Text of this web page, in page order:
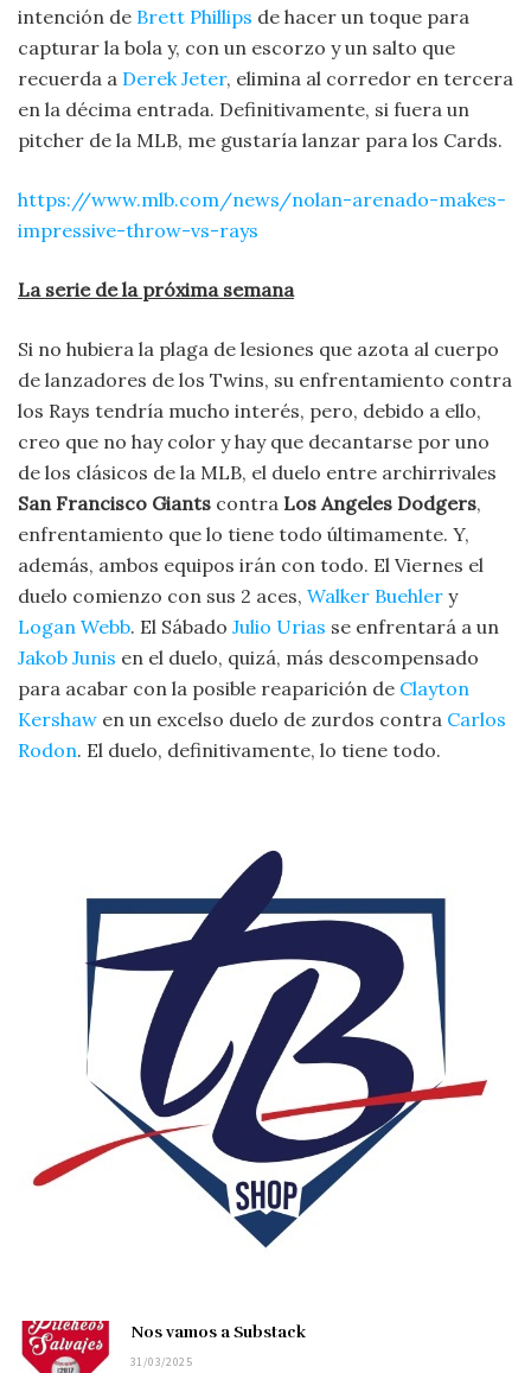
intención de Brett Phillips de hacer un toque para
capturar la bola y, con un escorzo y un salto que
recuerda a Derek Jeter, elimina al corredor en tercera
en la décima entrada. Definitivamente, si fuera un
pitcher de la MLB, me gustaría lanzar para los Cards.
https://www.mlb.com/news/nolan-arenado-makes-
impressive-throw-vs-rays
La serie de la próxima semana
Si no hubiera la plaga de lesiones que azota al cuerpo
de lanzadores de los Twins, su enfrentamiento contra
los Rays tendría mucho interés, pero, debido a ello,
creo que no hay color y hay que decantarse por uno
de los clásicos de la MLB, el duelo entre archirrivales
San Francisco Giants contra Los Angeles Dodgers,
enfrentamiento que lo tiene todo últimamente. Y,
además, ambos equipos irán con todo. El Viernes el
duelo comienzo con sus 2 aces, Walker Buehler y
Logan Webb. El Sábado Julio Urias se enfrentará a un
Jakob Junis en el duelo, quizá, más descompensado
para acabar con la posible reaparición de Clayton
Kershaw en un excelso duelo de zurdos contra Carlos
Rodon. El duelo, definitivamente, lo tiene todo.
Nos vamos a Substack
31/03/2025